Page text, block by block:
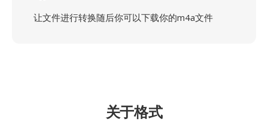
让文件进行转换随后你可以下载你的m4a文件
关于格式